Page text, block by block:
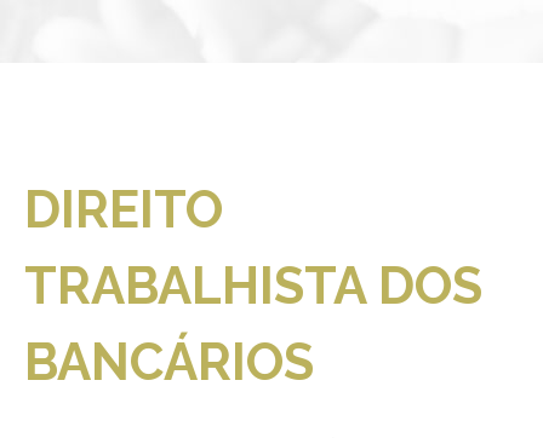
DIREITO
TRABALHISTA DOS
BANCÁRIOS